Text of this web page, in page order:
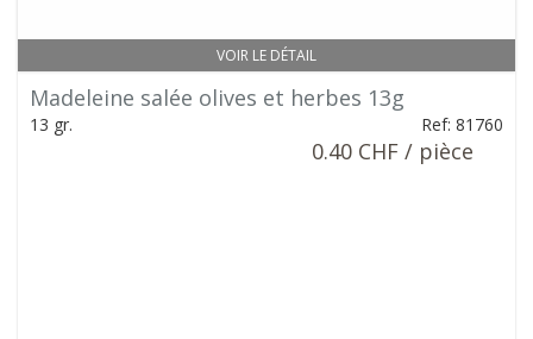
VOIR LE DÉTAIL
Madeleine salée olives et herbes 13g
13 gr. Ref: 81760
0.40 CHF / pièce